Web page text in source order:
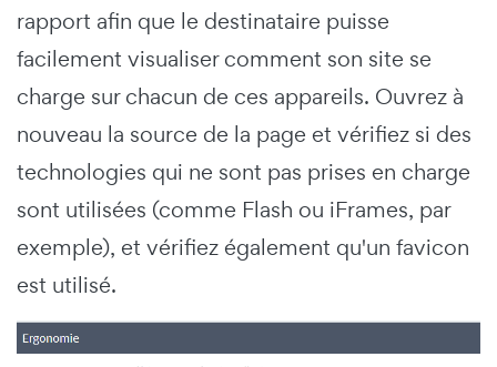
rapport afin que le destinataire puisse
facilement visualiser comment son site se
charge sur chacun de ces appareils. Ouvrez à
nouveau la source de la page et vérifiez si des
technologies qui ne sont pas prises en charge
sont utilisées (comme Flash ou iFrames, par
exemple), et vérifiez également qu'un favicon
est utilisé.